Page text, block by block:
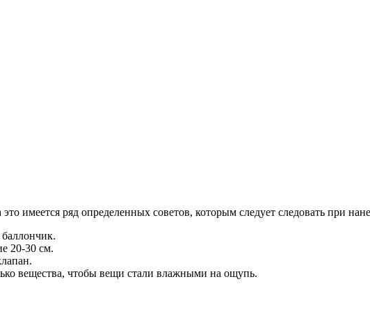
имеется ряд определенных советов, которым следует следовать при
20-30 см.
вещества, чтобы вещи стали влажными на ощупь.